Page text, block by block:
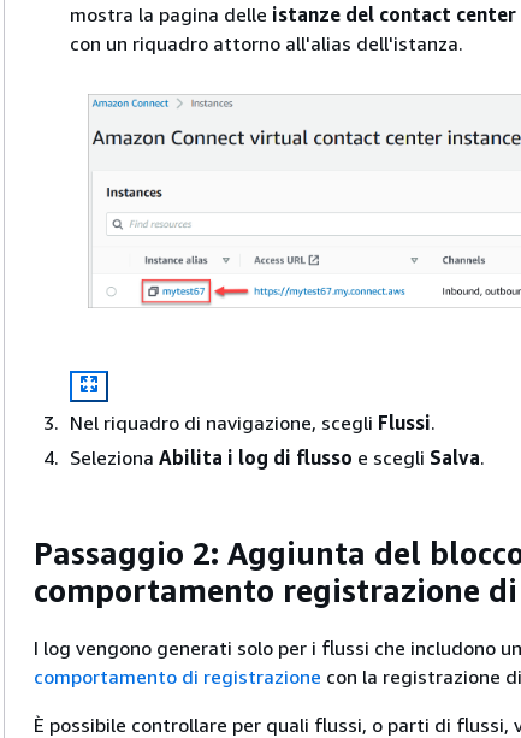
mostra la pagina delle istanze del contact
con un riquadro attorno all'alias dell'istanza.
Nel riquadro di navigazione, scegli Flussi.
Seleziona Abilita i log di flusso e scegli Salva.
Passaggio 2: Aggiunta del
comportamento registrazione
I log vengono generati solo per i flussi che includono
comportamento di registrazione con la registrazione
È possibile controllare per quali flussi, o parti di flussi,